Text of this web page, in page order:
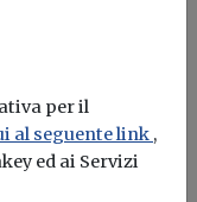
per il
al seguente link ,
ed ai Servizi